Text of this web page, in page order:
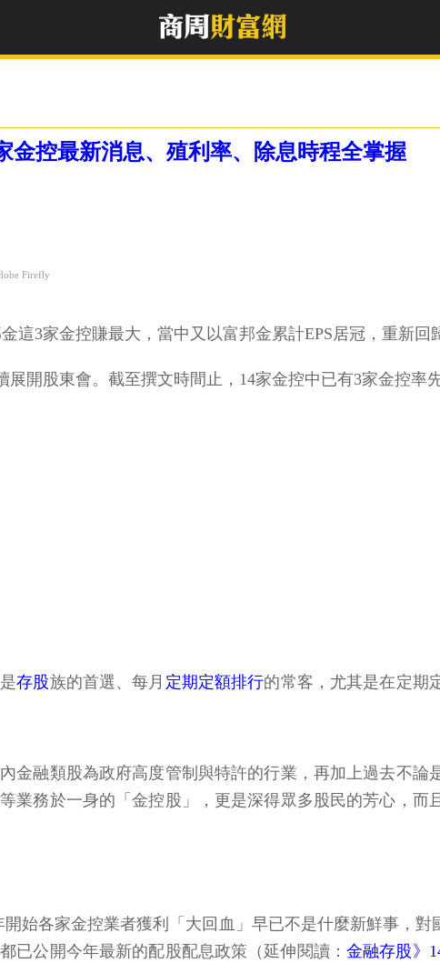
金控最新消息、殖利率、除息時程全掌握
Firefly
這3家金控賺最大，當中又以富邦金累計EPS居冠，重新回
開股東會。截至撰文時間止，14家金控中已有3家金控率
存股族的首選、每月 定期定額排行的常客，尤其是在定期
金融類股為政府高度管制與特許的行業，再加上過去不
業務於一身的「金控股」，更是深得眾多股民的芳心，
始各家金控業者獲利「大回血」早已不是什麼新鮮事，
已公開今年最新的配股配息政策（延伸閱讀：金融存股》